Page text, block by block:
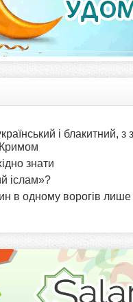
і блакитний, з
знати
іслам»?
в одному ворогів лише